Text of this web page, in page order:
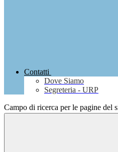
Contatti
Dove Siamo
Segreteria - URP
Campo di ricerca per le pagine del